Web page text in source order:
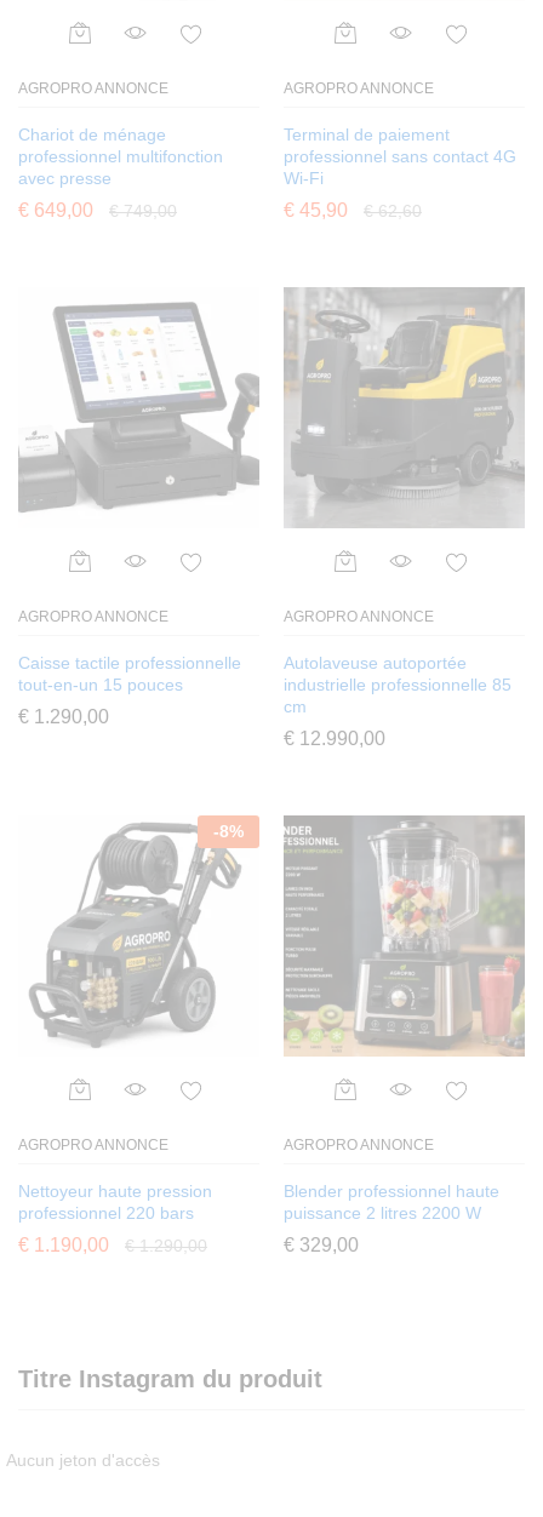
AGROPRO ANNONCE
Chariot de ménage
professionnel multifonction
avec presse
€ 649,00 €749,00
AGROPRO ANNONCE
Terminal de paiement
professionnel sans contact 4G
Wi-Fi
€ 45,90 €62,60
AGROPRO ANNONCE
Caisse tactile professionnelle
tout-en-un 15 pouces
€ 1.290,00
AGROPRO ANNONCE
Autolaveuse autoportée
industrielle professionnelle 85
cm
€ 12.990,00
-8%
AGROPRO ANNONCE
Nettoyeur haute pression
professionnel 220 bars
€ 1.190,00 €1.290,00
AGROPRO ANNONCE
Blender professionnel haute
puissance 2 litres 2200 W
€ 329,00
Titre Instagram du produit
Aucun jeton d'accès